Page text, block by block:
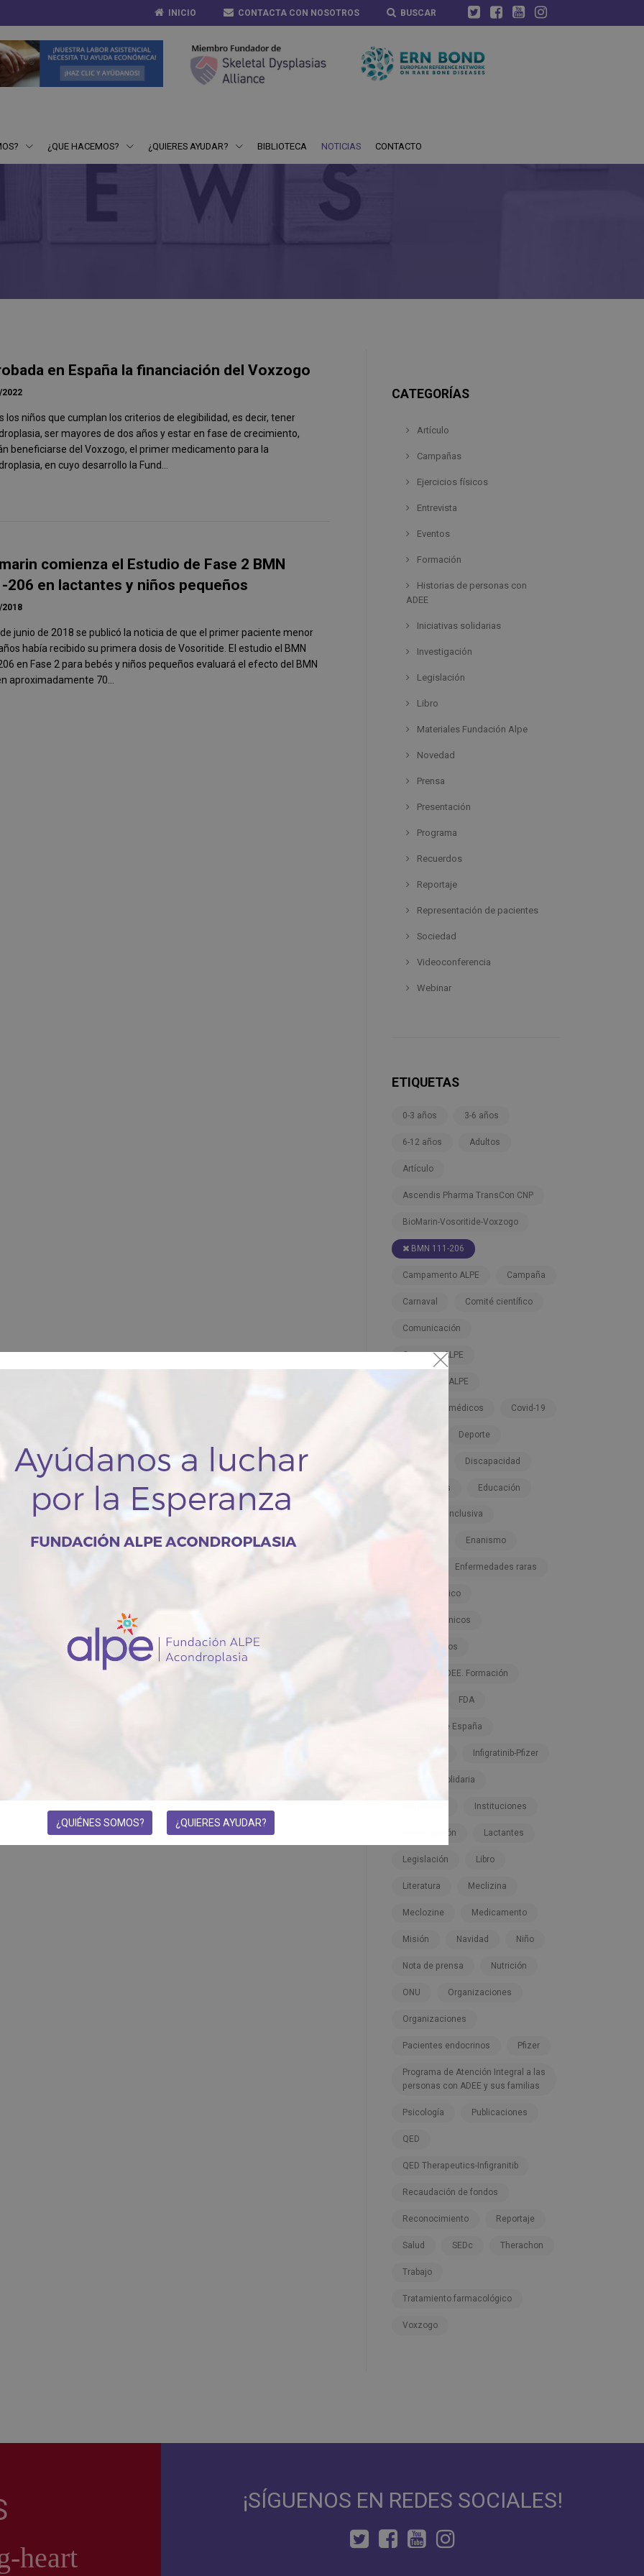
INICIO CONTACTA CON NOSOTROS BUSCAR
¿QUE HACEMOS? ¿QUIERES AYUDAR? BIBLIOTECA NOTICIAS CONTACTO
en España la financiación del Voxzogo
2022
los niños que cumplan los criterios de elegibilidad, es decir, tener
ser mayores de dos años y estar en fase de crecimiento,
beneficiarse del Voxzogo, el primer medicamento para la
en cuyo desarrollo la Fund...
comienza el Estudio de Fase 2 BMN
206 en lactantes y niños pequeños
2018
de junio de 2018 se publicó la noticia de que el primer paciente menor
había recibido su primera dosis de Vosoritide. El estudio el BMN
en Fase 2 para bebés y niños pequeños evaluará el efecto del BMN
aproximadamente 70...
CATEGORÍAS
Artículo
Campañas
Ejercicios físicos
Entrevista
Eventos
Formación
Historias de personas con
ADEE
Iniciativas solidarias
Investigación
Legislación
Libro
Materiales Fundación Alpe
Novedad
Prensa
Presentación
Programa
Recuerdos
Reportaje
Representación de pacientes
Sociedad
Videoconferencia
Webinar
ETIQUETAS
0-3 años 3-6 años
6-12 años Adultos
Artículo
Ascendis Pharma TransCon CNP
BioMarin-Vosoritide-Voxzogo
BMN 111-206
Campamento ALPE Campaña
Carnaval Comité científico
Comunicación
Congreso ALPE
Congresos ALPE
Congresos médicos Covid-19
Deporte
Discapacidad
Donaciones Educación
Educación inclusiva
Enanismo
Enfermedades raras
Ensayo clínico
Ensayos clínicos
Espectáculos
Expertos ADEE. Formación
FDA
Gobierno de España
Infigratinib-Pfizer
Iniciativa solidaria
Instituciones
Investigación Lactantes
Legislación Libro
Literatura Meclizina
Meclozine Medicamento
Misión Navidad Niño
Nota de prensa Nutrición
ONU Organizaciones
Organizaciones
Pacientes endocrinos Pfizer
Programa de Atención Integral a las
personas con ADEE y sus familias
Psicología Publicaciones
QED
QED Therapeutics-Infigranitib
Recaudación de fondos
Reconocimiento Reportaje
Salud SEDc Therachon
Trabajo
Tratamiento farmacológico
Voxzogo
¡SÍGUENOS EN REDES SOCIALES!
¿QUIÉNES SOMOS? ¿QUIERES AYUDAR?